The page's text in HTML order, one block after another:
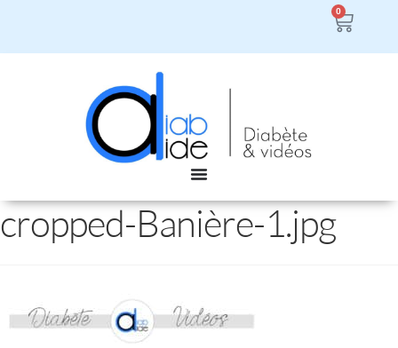
0
cropped-Banière-1.jpg